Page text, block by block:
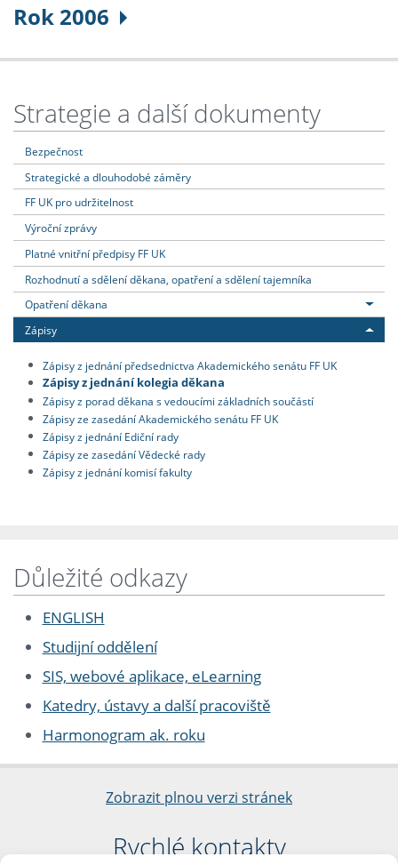
Rok 2006
Strategie a další dokumenty
Bezpečnost
Strategické a dlouhodobé záměry
FF UK pro udržitelnost
Výroční zprávy
Platné vnitřní předpisy FF UK
Rozhodnutí a sdělení děkana, opatření a sdělení tajemníka
Opatření děkana
Zápisy
Zápisy z jednání předsednictva Akademického senátu FF UK
Zápisy z jednání kolegia děkana
Zápisy z porad děkana s vedoucími základních součástí
Zápisy ze zasedání Akademického senátu FF UK
Zápisy z jednání Ediční rady
Zápisy ze zasedání Vědecké rady
Zápisy z jednání komisí fakulty
Důležité odkazy
ENGLISH
Studijní oddělení
SIS, webové aplikace, eLearning
Katedry, ústavy a další pracoviště
Harmonogram ak. roku
Zobrazit plnou verzi stránek
Rychlé kontakty